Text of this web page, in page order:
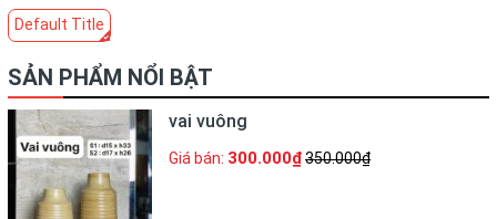
Default Title
SẢN PHẨM NỔI BẬT
vai vuông
Giá bán: 300.000₫350.000₫